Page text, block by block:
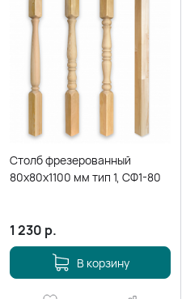
Столб фрезерованный
80х80х1100 мм тип 1, СФ1-80
1 230 р.
В корзину